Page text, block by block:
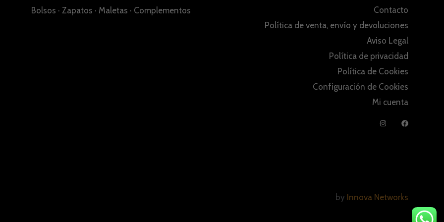
Bolsos · Zapatos · Maletas · Complementos
Contacto
Política de venta, envío y devoluciones
Aviso Legal
Política de privacidad
Política de Cookies
Configuración de Cookies
Mi cuenta
by Innova Networks